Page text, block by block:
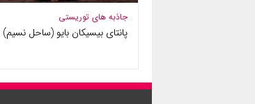
جاذبه های توریستی
پانتای بیسیکان بایو (ساحل نسیم)